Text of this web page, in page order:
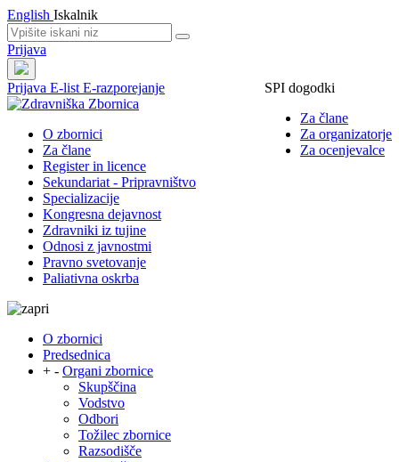
English Iskalnik
Prijava
Prijava
SPI dogodki
Za člane
Za organizatorje
Za ocenjevalce
E-list E-razporejanje
O zbornici
Za člane
Register in licence
Sekundariat - Pripravništvo
Specializacije
Kongresna dejavnost
Zdravniki iz tujine
Odnosi z javnostmi
Pravno svetovanje
Paliativna oskrba
O zbornici
Predsednica
+ - Organi zbornice
Skupščina
Vodstvo
Odbori
Tožilec zbornice
Razsodišče